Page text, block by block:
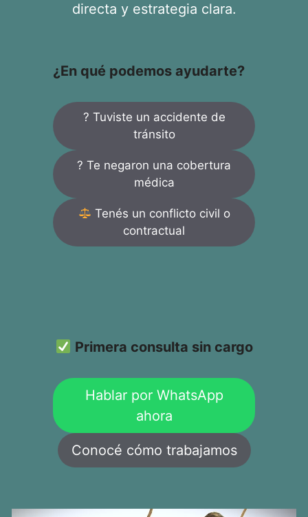
directa y estrategia clara.
¿En qué podemos ayudarte?
? Tuviste un accidente de
tránsito
? Te negaron una cobertura
médica
Tenés un conflicto civil o
contractual
Primera consulta sin cargo
Hablar por WhatsApp
ahora
Conocé cómo trabajamos